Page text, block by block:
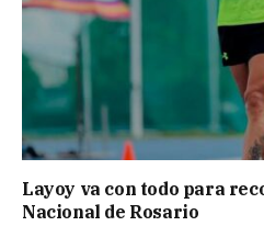
Layoy va con todo para
Nacional de Rosario